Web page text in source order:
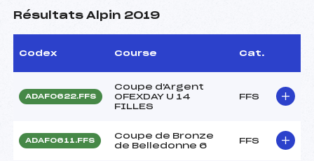
Résultats Alpin 2019
Codex Course Cat.
ADAF0622.FFS
Coupe d'Argent
OFEXDAY U 14
FILLES
FFS
ADAF0611.FFS
Coupe de Bronze
de Belledonne 6
FFS